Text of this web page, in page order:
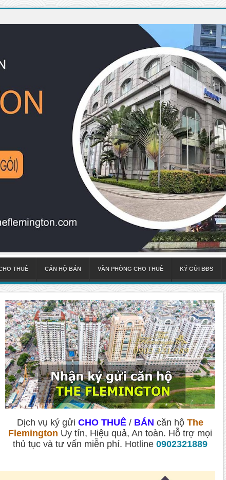
THUÊ CĂN HỘ BÁN VĂN PHÒNG CHO THUÊ KÝ GỬI BĐS
Dịch vụ ký gửi CHO THUÊ/ BÁN căn hộ The
Flemington Uy tín, Hiệu quả, An toàn. Hỗ trợ mọi
thủ tục và tư vấn miễn phí. Hotline 0902321889